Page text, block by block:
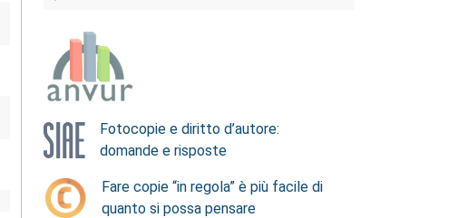
Fotocopie e diritto d’autore:
domande e risposte
Fare copie “in regola” è più facile di
quanto si possa pensare